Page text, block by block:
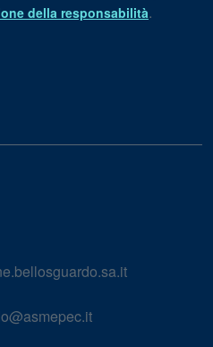
della responsabilità.